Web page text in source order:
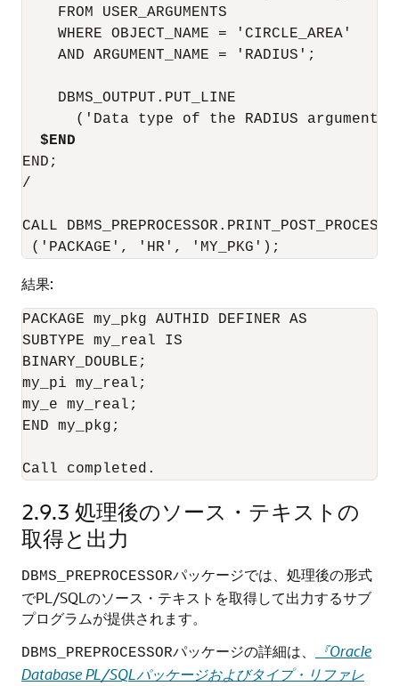
    FROM USER_ARGUMENTS
    WHERE OBJECT_NAME = 'CIRCLE_AREA'
    AND ARGUMENT_NAME = 'RADIUS';
    DBMS_OUTPUT.PUT_LINE
('Data type of the RADIUS argument
$END
END;
/
CALL
結果:
PACKAGE my_pkg AUTHID DEFINER AS
SUBTYPE my_real IS
BINARY_DOUBLE;
my_pi my_real;
my_e my_real;
END my_pkg;
Call completed.
2.9.3 処理後のソース・テキストの
取得と出力
DBMS_PREPROCESSORパッケージでは、処理後の形式
でPL/SQLのソース・テキストを取得して出力するサブ
プログラムが提供されます。
DBMS_PREPROCESSORパッケージの詳細は、
『Oracle
Database PL/SQLパッケージおよびタイプ・リファレ